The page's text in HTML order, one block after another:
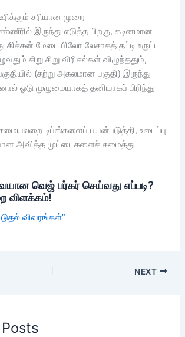
சரியான முறை
இருந்து எடுத்த பிறகு, கடினமான
மேடையிலோ லேசாகத் தட்டி உருட்ட
சிறு சிறு விரிசல்கள் விழுந்ததும்,
(சற்று அகலமான பகுதி) இருந்து
ஓடு முழுமையாகத் தனியாகப் பிரிந்து
டிப்ஸ்களைப் பயன்படுத்தி, உடைப்பு
அவித்த முட்டைகளைச் சமைத்து
வெஜ் பர்கர் செய்வது எப்படி?
விளக்கம்!
விவரங்கள்”
NEXT